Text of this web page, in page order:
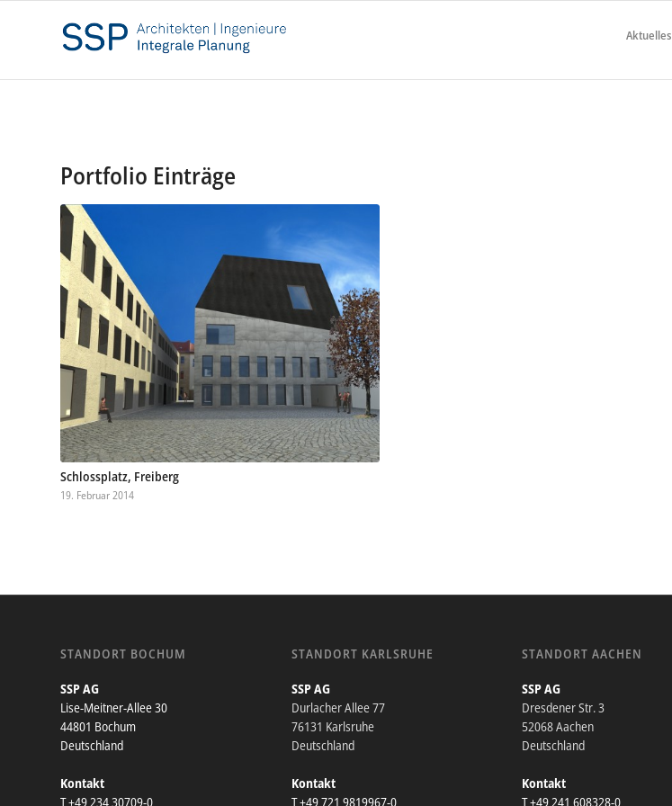
Aktuelles
Portfolio Einträge
Schlossplatz, Freiberg
19. Februar 2014
STANDORT BOCHUM
SSP AG
Lise-Meitner-Allee 30
44801 Bochum
Deutschland
Kontakt
T +49 234 30709-0
STANDORT KARLSRUHE
SSP AG
Durlacher Allee 77
76131 Karlsruhe
Deutschland
Kontakt
T +49 721 9819967-0
STANDORT AACHEN
SSP AG
Dresdener Str. 3
52068 Aachen
Deutschland
Kontakt
T +49 241 608328-0